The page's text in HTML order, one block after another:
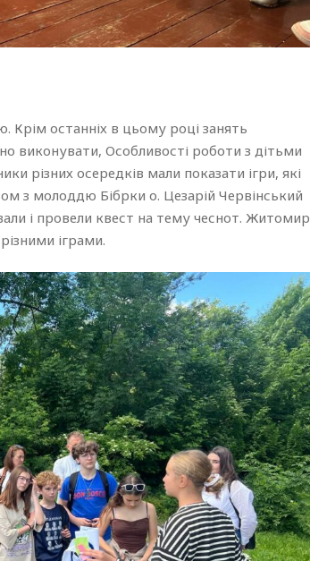
Крім останніх в цьому році занять
виконувати, Особливості роботи з дітьми
різних осередків мали показати ігри, які
з молоддю Бібрки о. Цезарій Червінський
і провели квест на тему чеснот. Житомир
іграми.